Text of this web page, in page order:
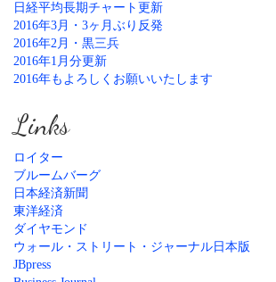
日経平均長期チャート更新
2016年3月・3ヶ月ぶり反発
2016年2月・黒三兵
2016年1月分更新
2016年もよろしくお願いいたします
Links
ロイター
ブルームバーグ
日本経済新聞
東洋経済
ダイヤモンド
ウォール・ストリート・ジャーナル日本版
JBpress